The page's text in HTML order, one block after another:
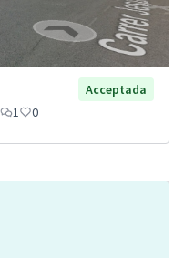
Acceptada
1 0